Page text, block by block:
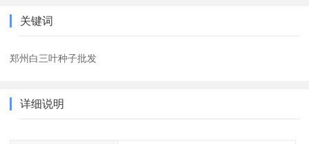
关键词
郑州白三叶种子批发
详细说明